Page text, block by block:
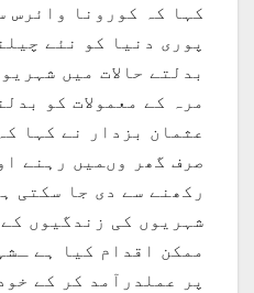
کہا کہ کورونا وائرس
پوری دنیا کو نئے
بدلتے حالات میں
مرہ کے معمولات کو
عثمان بزدار نے کہا
صرف گھر وںمیں رہنے
رکھنے سے دی جا سکتی
شہریوں کی زندگیوں
ممکن اقدام کیا ہے
پر عملدرآمد کر کے